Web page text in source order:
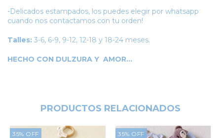
-Delicados estampados, los puedes elegir por whatsapp
cuando nos contactamos con tu orden!
Talles: 3-6, 6-9, 9-12, 12-18 y 18-24 meses.
HECHO CON DULZURA Y AMOR...
PRODUCTOS RELACIONADOS
35% OFF 35% OFF